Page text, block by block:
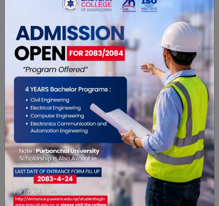
भानुभक्त ढकाल, नेताहरु महेश बस्नेत, राजीव पहारी,
निरुदेवी पाल, किरण पौडेललगायत उपस्थित हुनुहुन्थ्यो ।
यो खबर पढेर तपाईलाई कस्तो महसुस
भयो ?
0 0 0 0
0